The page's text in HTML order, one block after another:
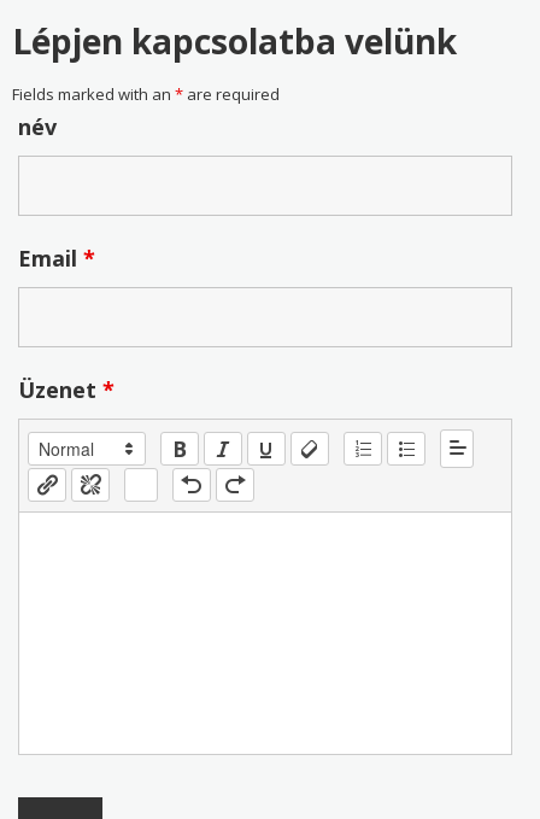
Lépjen kapcsolatba velünk
Fields marked with an *are required
név
Email *
Üzenet *